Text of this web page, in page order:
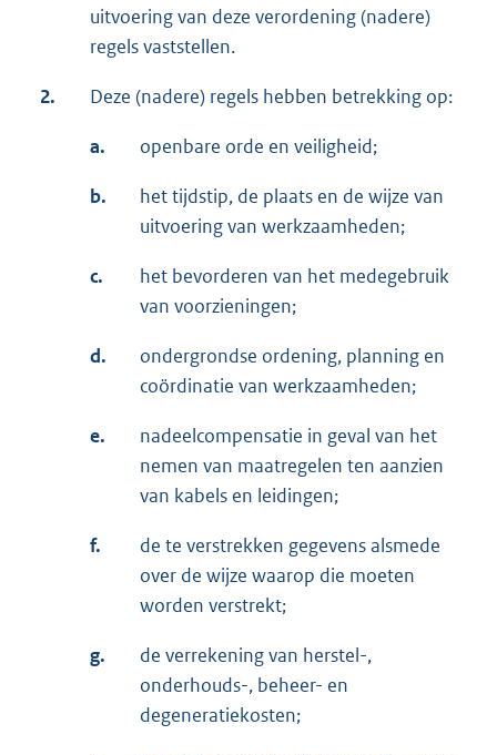
uitvoering van deze verordening (nadere)
regels vaststellen.
2. Deze (nadere) regels hebben betrekking op:
a. openbare orde en veiligheid;
b.
het tijdstip, de plaats en de wijze van
uitvoering van werkzaamheden;
c.
het bevorderen van het medegebruik
van voorzieningen;
d.
ondergrondse ordening, planning en
coördinatie van werkzaamheden;
e.
nadeelcompensatie in geval van het
nemen van maatregelen ten aanzien
van kabels en leidingen;
f.
de te verstrekken gegevens alsmede
over de wijze waarop die moeten
worden verstrekt;
g.
de verrekening van herstel-,
onderhouds-, beheer- en
degeneratiekosten;